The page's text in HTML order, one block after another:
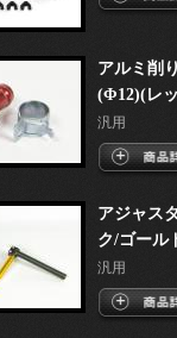
アルミ削
(Φ12)(レ
汎用
アジャス
ク/ゴール
汎用